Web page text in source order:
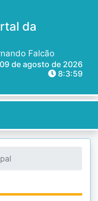
da
Falcão
09 de agosto de 2026
8:3:59